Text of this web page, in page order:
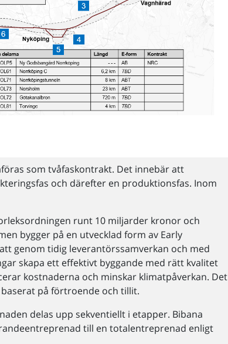
som tvåfaskontrakt. Det innebär att
och därefter en produktionsfas. Inom
runt 10 miljarder kronor och
bygger på en utvecklad form av Early
genom tidig leverantörssamverkan och med
skapa ett effektivt byggande med rätt kvalitet
kostnaderna och minskar klimatpåverkan. Det
på förtroende och tillit.
delas upp sekventiellt i etapper. Bibana
till en totalentreprenad enligt